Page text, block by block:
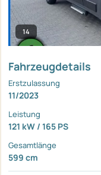
14
Fahrzeugdetails
Erstzulassung
11/2023
Leistung
121 kW / 165 PS
Gesamtlänge
599 cm